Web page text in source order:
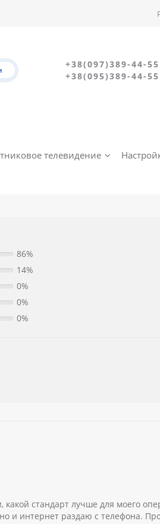
+38(097)389-44-55
+38(095)389-44-55
телевидение
86%
14%
0%
0%
0%
стандарт лучше для моего
и интернет раздаю с телефона.